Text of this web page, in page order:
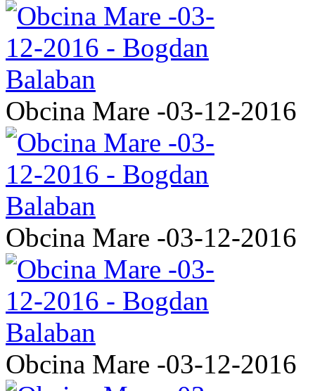
Obcina Mare -03-12-2016
Obcina Mare -03-12-2016
Obcina Mare -03-12-2016